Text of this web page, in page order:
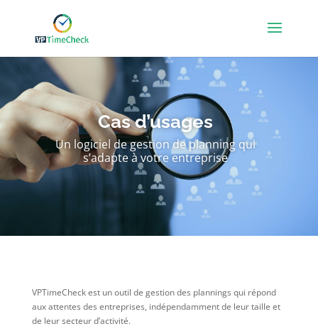
Cas d’usages
Un logiciel de gestion de planning qui
s’adapte à votre entreprise
VPTimeCheck est un outil de gestion des plannings qui répond
aux attentes des entreprises, indépendamment de leur taille et
de leur secteur d’activité.